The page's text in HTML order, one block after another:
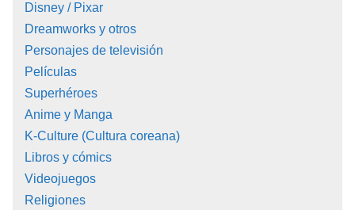
Disney / Pixar
Dreamworks y otros
Personajes de televisión
Películas
Superhéroes
Anime y Manga
K-Culture (Cultura coreana)
Libros y cómics
Videojuegos
Religiones